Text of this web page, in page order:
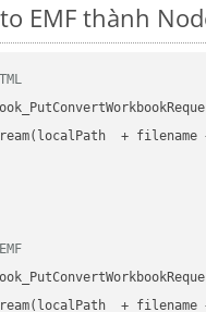
EMF thành
+ filename
+ filename